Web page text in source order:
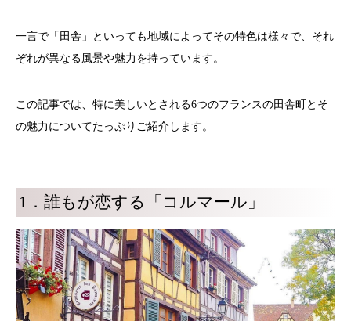
一言で「田舎」といっても地域によってその特色は様々で、それ
ぞれが異なる風景や魅力を持っています。
この記事では、特に美しいとされる6つのフランスの田舎町とそ
の魅力についてたっぷりご紹介します。
1．誰もが恋する「コルマール」